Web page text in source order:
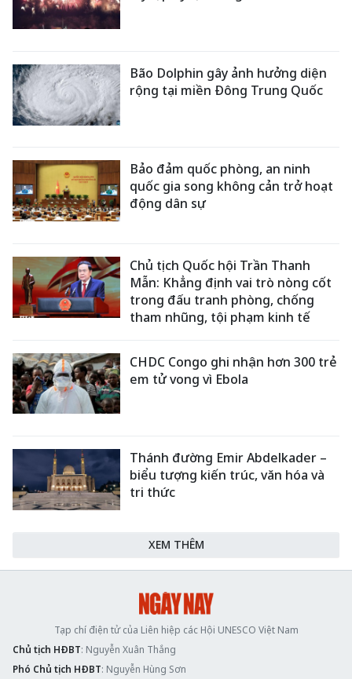
Bão Dolphin gây ảnh hưởng diện
rộng tại miền Đông Trung Quốc
Bảo đảm quốc phòng, an ninh
quốc gia song không cản trở hoạt
động dân sự
Chủ tịch Quốc hội Trần Thanh
Mẫn: Khẳng định vai trò nòng cốt
trong đấu tranh phòng, chống
tham nhũng, tội phạm kinh tế
CHDC Congo ghi nhận hơn 300 trẻ
em tử vong vì Ebola
Thánh đường Emir Abdelkader –
biểu tượng kiến trúc, văn hóa và
tri thức
XEM THÊM
Tạp chí điện tử của Liên hiệp các Hội UNESCO Việt Nam
Chủ tịch HĐBT: Nguyễn Xuân Thắng
Phó Chủ tịch HĐBT: Nguyễn Hùng Sơn